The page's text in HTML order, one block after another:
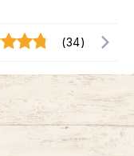
(34)